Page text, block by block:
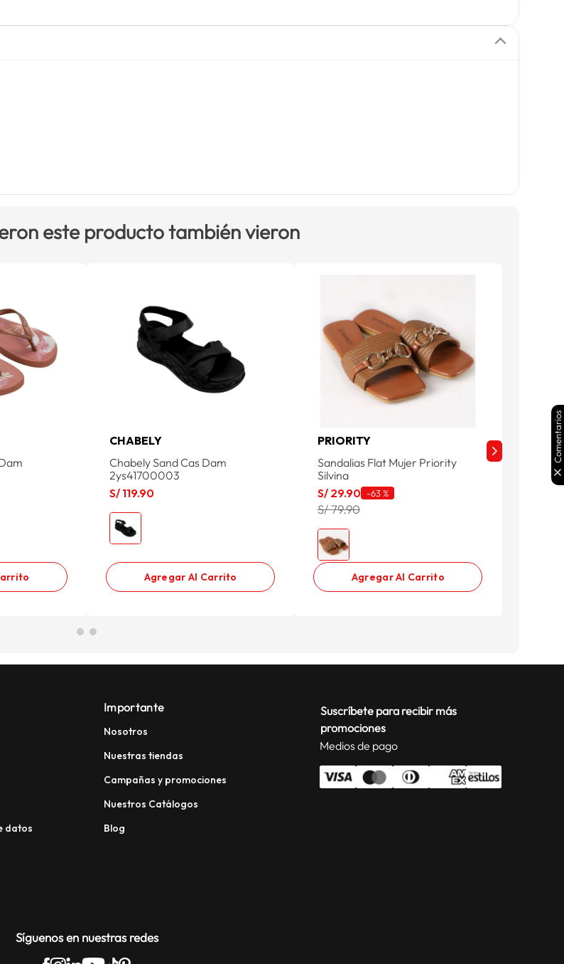
este producto también vieron
CHABELY
Chabely Sand Cas Dam
2ys41700003
S/ 119.90
Agregar Al Carrito
PRIORITY
Sandalias Flat Mujer Priority
Silvina
S/ 29.90 -63 %
S/ 79.90
Agregar Al Carrito
datos
Importante
Nosotros
Nuestras tiendas
Campañas y promociones
Nuestros Catálogos
Blog
Suscríbete para recibir más
promociones
Medios de pago
Síguenos en nuestras redes
Comentarios